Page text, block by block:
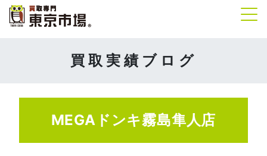
買取実績ブログ
MEGAドンキ霧島隼人店